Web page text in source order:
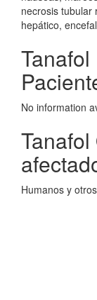
necrosis tubular
hepático,
No information
Humanos y